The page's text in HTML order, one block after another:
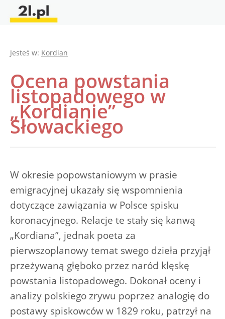
Jesteś w: Kordian
Ocena powstania
listopadowego w
„Kordianie”
Słowackiego
W okresie popowstaniowym w prasie
emigracyjnej ukazały się wspomnienia
dotyczące zawiązania w Polsce spisku
koronacyjnego. Relacje te stały się kanwą
„Kordiana”, jednak poeta za
pierwszoplanowy temat swego dzieła przyjął
przeżywaną głęboko przez naród klęskę
powstania listopadowego. Dokonał oceny i
analizy polskiego zrywu poprzez analogię do
postawy spiskowców w 1829 roku, patrzył na